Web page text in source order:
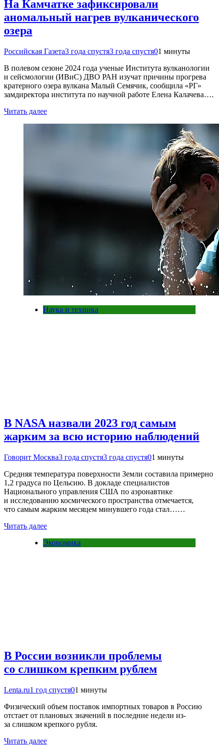
На Камчатке зафиксировали
аномальный нагрев вулканического
озера
Российская Газета3 года спустя3 года спустя01 минуты
В полевом сезоне 2024 года ученые Института вулканологии
и сейсмологии (ИВиС) ДВО РАН изучат причины прогрева
кратерного озера вулкана Малый Семячик, сообщила «РГ»
замдиректора института по научной работе Елена Калачева….
Читать далее
Наука и техника
В NASA назвали 2023 год самым
жарким за всю историю наблюдений
Говорит Москва3 года спустя3 года спустя01 минуты
Средняя температура поверхности Земли составила примерно
1,2 градуса по Цельсию. В докладе специалистов
Национального управления США по аэронавтике
и исследованию космического пространства отмечается,
что самым жарким месяцем минувшего года стал……
Читать далее
Экономика
В России возникли проблемы
со слишком крепким рублем
Lenta.ru1 год спустя01 минуты
Физический объем поставок импортных товаров в Россию
отстает от плановых значений в последние недели из-
за слишком крепкого рубля.
Читать далее